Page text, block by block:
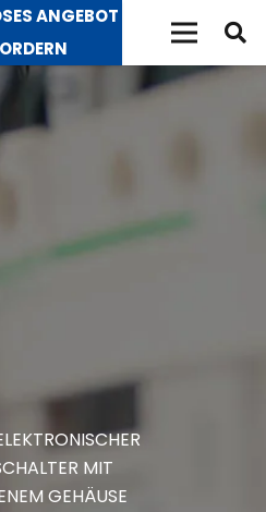
ANGEBOT
MIT
GEHÄUSE